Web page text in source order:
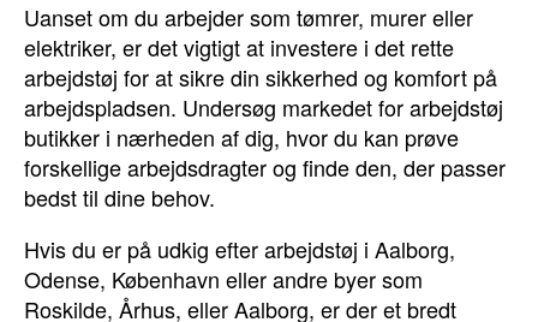
Uanset om du arbejder som tømrer, murer eller
elektriker, er det vigtigt at investere i det rette
arbejdstøj for at sikre din sikkerhed og komfort på
arbejdspladsen. Undersøg markedet for arbejdstøj
butikker i nærheden af dig, hvor du kan prøve
forskellige arbejdsdragter og finde den, der passer
bedst til dine behov.
Hvis du er på udkig efter arbejdstøj i Aalborg,
Odense, København eller andre byer som
Roskilde, Århus, eller Aalborg, er der et bredt